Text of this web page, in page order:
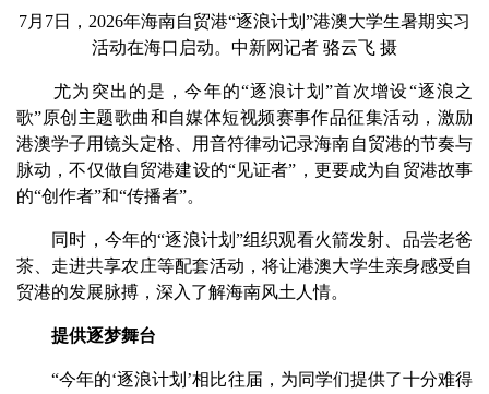
7月7日，2026年海南自贸港“逐浪计划”港澳大学生暑期实习
活动在海口启动。中新网记者 骆云飞 摄
尤为突出的是，今年的“逐浪计划”首次增设“逐浪之
歌”原创主题歌曲和自媒体短视频赛事作品征集活动，激励
港澳学子用镜头定格、用音符律动记录海南自贸港的节奏与
脉动，不仅做自贸港建设的“见证者”，更要成为自贸港故事
的“创作者”和“传播者”。
同时，今年的“逐浪计划”组织观看火箭发射、品尝老爸
茶、走进共享农庄等配套活动，将让港澳大学生亲身感受自
贸港的发展脉搏，深入了解海南风土人情。
提供逐梦舞台
“今年的‘逐浪计划’相比往届，为同学们提供了十分难得